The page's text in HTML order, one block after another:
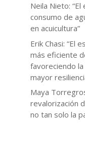
Neila Nieto:
consumo de
en acuicultura”
Erik Chasi: “El
más eficiente
favoreciendo
mayor
Maya
revalorización
no tan solo la